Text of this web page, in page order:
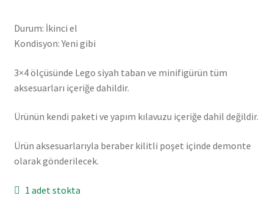
Durum: İkinci el
Kondisyon: Yeni gibi
3×4 ölçüsünde Lego siyah taban ve minifigürün tüm
aksesuarları içeriğe dahildir.
Ürünün kendi paketi ve yapım kılavuzu içeriğe dahil değildir.
Ürün aksesuarlarıyla beraber kilitli poşet içinde demonte
olarak gönderilecek.
1 adet stokta